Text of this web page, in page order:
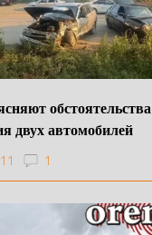
обстоятельства
двух автомобилей
1